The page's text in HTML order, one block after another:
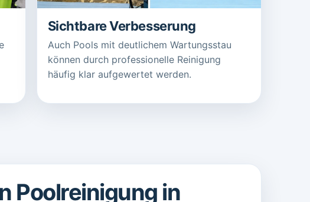
Sichtbare Verbesserung
Auch Pools mit deutlichem Wartungsstau
können durch professionelle Reinigung
häufig klar aufgewertet werden.
Poolreinigung in